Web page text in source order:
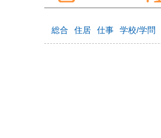
イベント 求人
総合 住居 仕事 学校/学問